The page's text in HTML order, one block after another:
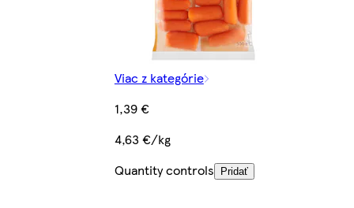
Viac z kategórie
1,39 €
4,63 €/kg
Quantity controls
Pridať